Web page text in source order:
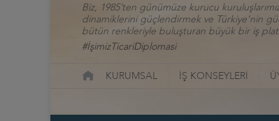
Biz, 1985’ten günümüze kurucu
dinamiklerini güçlendirmek ve Türkiye’nin
bütün renkleriyle buluşturan büyük bir iş
#İşimizTicariDiplomasi
KURUMSAL İŞ KONSEYLERİ